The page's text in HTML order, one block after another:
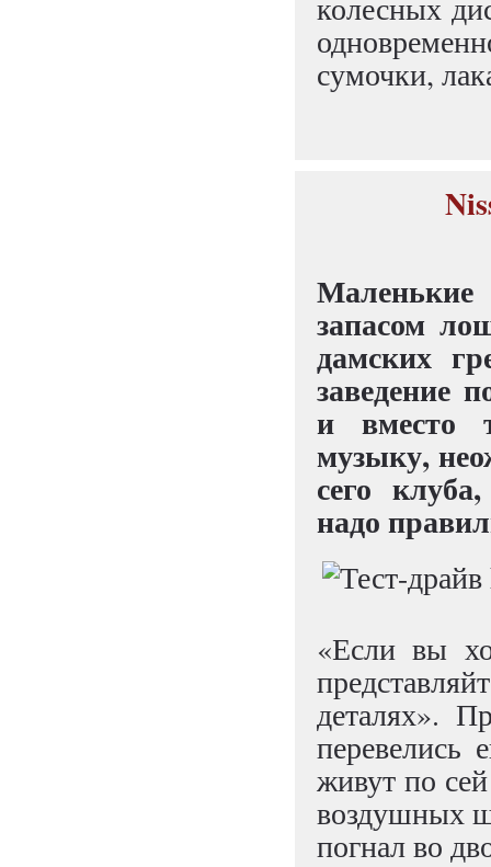
колесных
сумочки,
запасом
дамских
заведение
и вместо
музыку,
сего
надо
«Если вы
деталях».
перевелись
живут по
воздушных
погнал во